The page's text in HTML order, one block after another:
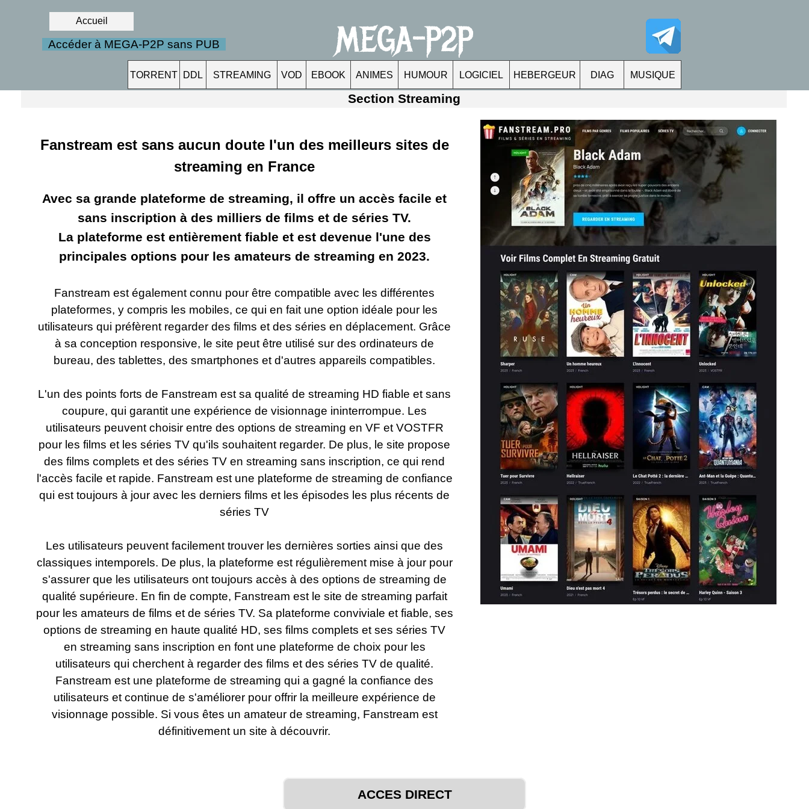
MEGA-P2P
Accueil
TORRENT DDL STREAMING VOD EBOOK ANIMES HUMOUR LOGICIEL HEBERGEUR DIAG MUSIQUE
Accéder à MEGA-P2P sans PUB
Section Streaming
Fanstream est sans aucun doute l'un des meilleurs sites de
streaming en France
Avec sa grande plateforme de streaming, il offre un accès facile et
sans inscription à des milliers de films et de séries TV.
La plateforme est entièrement fiable et est devenue l'une des
principales options pour les amateurs de streaming en 2023.
Fanstream est également connu pour être compatible avec les différentes
plateformes, y compris les mobiles, ce qui en fait une option idéale pour les
utilisateurs qui préfèrent regarder des films et des séries en déplacement. Grâce
à sa conception responsive, le site peut être utilisé sur des ordinateurs de
bureau, des tablettes, des smartphones et d'autres appareils compatibles.
L'un des points forts de Fanstream est sa qualité de streaming HD fiable et sans
coupure, qui garantit une expérience de visionnage ininterrompue. Les
utilisateurs peuvent choisir entre des options de streaming en VF et VOSTFR
pour les films et les séries TV qu'ils souhaitent regarder. De plus, le site propose
des films complets et des séries TV en streaming sans inscription, ce qui rend
l'accès facile et rapide. Fanstream est une plateforme de streaming de confiance
qui est toujours à jour avec les derniers films et les épisodes les plus récents de
séries TV
Les utilisateurs peuvent facilement trouver les dernières sorties ainsi que des
classiques intemporels. De plus, la plateforme est régulièrement mise à jour pour
s'assurer que les utilisateurs ont toujours accès à des options de streaming de
qualité supérieure. En fin de compte, Fanstream est le site de streaming parfait
pour les amateurs de films et de séries TV. Sa plateforme conviviale et fiable, ses
options de streaming en haute qualité HD, ses films complets et ses séries TV
en streaming sans inscription en font une plateforme de choix pour les
utilisateurs qui cherchent à regarder des films et des séries TV de qualité.
Fanstream est une plateforme de streaming qui a gagné la confiance des
utilisateurs et continue de s'améliorer pour offrir la meilleure expérience de
visionnage possible. Si vous êtes un amateur de streaming, Fanstream est
définitivement un site à découvrir.
ACCES DIRECT